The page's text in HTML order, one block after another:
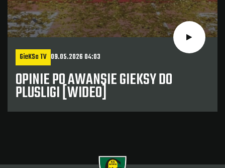
GieKSa TV 09.05.2026 04:03
OPINIE PO AWANSIE GIEKSY DO
PLUSLIGI [WIDEO]